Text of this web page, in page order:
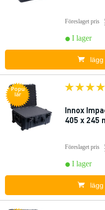
Föreslaget pris
I lager
Popu
lär
Innox
405 x 245
Föreslaget pris
I lager